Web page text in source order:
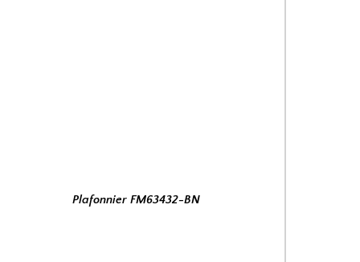
Plafonnier FM63432-BN